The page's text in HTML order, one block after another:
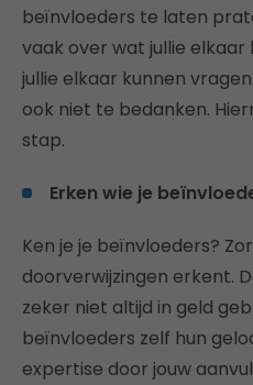
beïnvloeders te laten
vaak over wat jullie
jullie elkaar kunnen
ook niet te bedanken.
stap.
Erken wie je
Ken je je beïnvloeders?
doorverwijzingen erkent.
zeker niet altijd in geld
beïnvloeders zelf hun
expertise door jouw